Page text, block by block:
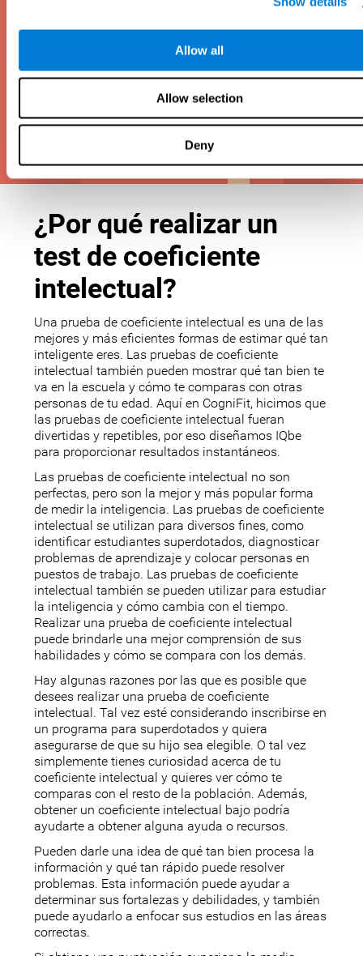
Allow all
Allow selection
Deny
¿Por qué realizar un
test de coeficiente
intelectual?
Una prueba de coeficiente intelectual es una de las
mejores y más eficientes formas de estimar qué tan
inteligente eres. Las pruebas de coeficiente
intelectual también pueden mostrar qué tan bien te
va en la escuela y cómo te comparas con otras
personas de tu edad. Aquí en CogniFit, hicimos que
las pruebas de coeficiente intelectual fueran
divertidas y repetibles, por eso diseñamos IQbe
para proporcionar resultados instantáneos.
Las pruebas de coeficiente intelectual no son
perfectas, pero son la mejor y más popular forma
de medir la inteligencia. Las pruebas de coeficiente
intelectual se utilizan para diversos fines, como
identificar estudiantes superdotados, diagnosticar
problemas de aprendizaje y colocar personas en
puestos de trabajo. Las pruebas de coeficiente
intelectual también se pueden utilizar para estudiar
la inteligencia y cómo cambia con el tiempo.
Realizar una prueba de coeficiente intelectual
puede brindarle una mejor comprensión de sus
habilidades y cómo se compara con los demás.
Hay algunas razones por las que es posible que
desees realizar una prueba de coeficiente
intelectual. Tal vez esté considerando inscribirse en
un programa para superdotados y quiera
asegurarse de que su hijo sea elegible. O tal vez
simplemente tienes curiosidad acerca de tu
coeficiente intelectual y quieres ver cómo te
comparas con el resto de la población. Además,
obtener un coeficiente intelectual bajo podría
ayudarte a obtener alguna ayuda o recursos.
Pueden darle una idea de qué tan bien procesa la
información y qué tan rápido puede resolver
problemas. Esta información puede ayudar a
determinar sus fortalezas y debilidades, y también
puede ayudarlo a enfocar sus estudios en las áreas
correctas.